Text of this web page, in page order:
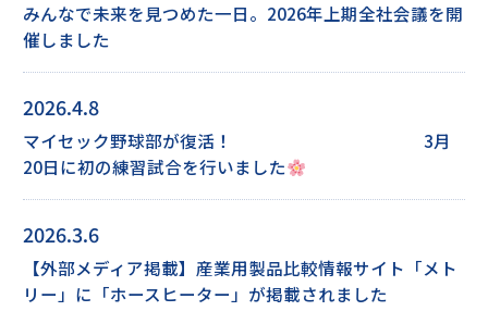
みんなで未来を見つめた一日。2026年上期全社会議を開
催しました
2026.4.8
マイセック野球部が復活！ 3月
20日に初の練習試合を行いました
2026.3.6
【外部メディア掲載】産業用製品比較情報サイト「メト
リー」に「ホースヒーター」が掲載されました